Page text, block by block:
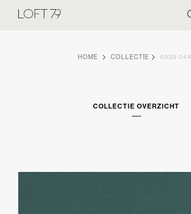
HOME COLLECTIE 6939 044
COLLECTIE OVERZICHT